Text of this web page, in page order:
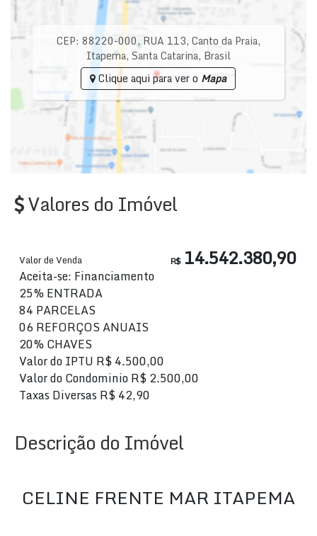
CEP: 88220-000, RUA 113, Canto da Praia,
Itapema, Santa Catarina, Brasil
Clique aqui para ver o Mapa
Valores do Imóvel
R$14.542.380,90
Valor de Venda
Aceita-se: Financiamento
25% ENTRADA
84 PARCELAS
06 REFORÇOS ANUAIS
20% CHAVES
Valor do IPTU R$4.500,00
Valor do CondominioR$2.500,00
Taxas DiversasR$42,90
Descrição do Imóvel
CELINE FRENTE MAR ITAPEMA